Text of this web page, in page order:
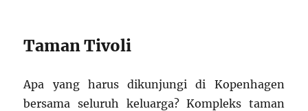
Taman Tivoli
Apa yang harus dikunjungi di Kopenhagen
bersama seluruh keluarga? Kompleks taman